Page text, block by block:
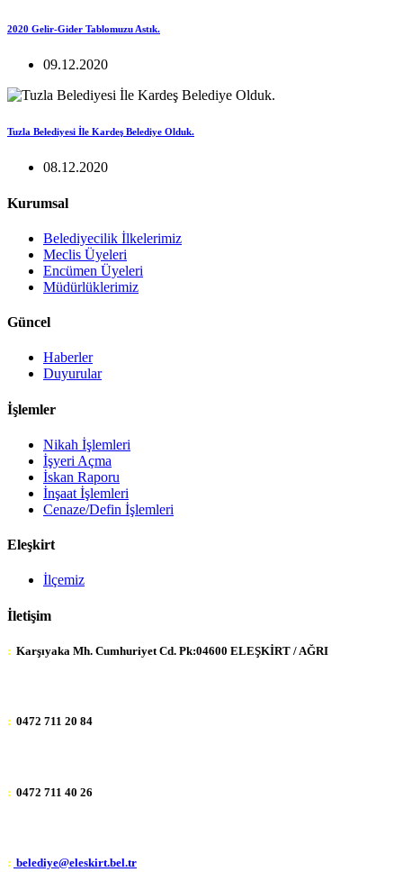
2020 Gelir-Gider Tablomuzu Astık.
09.12.2020
Tuzla Belediyesi İle Kardeş Belediye Olduk.
08.12.2020
Kurumsal
Belediyecilik İlkelerimiz
Meclis Üyeleri
Encümen Üyeleri
Müdürlüklerimiz
Güncel
Haberler
Duyurular
İşlemler
Nikah İşlemleri
İşyeri Açma
İskan Raporu
İnşaat İşlemleri
Cenaze/Defin İşlemleri
Eleşkirt
İlçemiz
İletişim
: Karşıyaka Mh. Cumhuriyet Cd. Pk:04600 ELEŞKİRT / AĞRI
: 0472 711 20 84
: 0472 711 40 26
: belediye@eleskirt.bel.tr